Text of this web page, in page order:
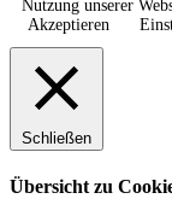
Nutzung unserer
Akzeptieren
Schließen
Übersicht zu